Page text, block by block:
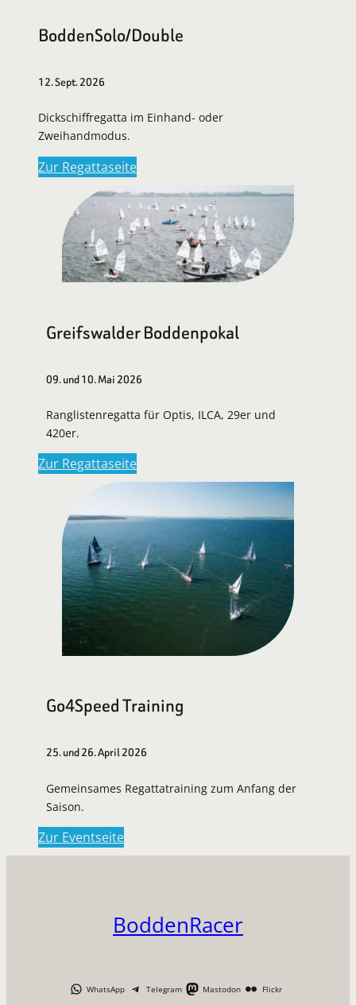
BoddenSolo/Double
12. Sept. 2026
Dickschiffregatta im Einhand- oder
Zweihandmodus.
Zur Regattaseite
Greifswalder Boddenpokal
09. und 10. Mai 2026
Ranglistenregatta für Optis, ILCA, 29er und
420er.
Zur Regattaseite
Go4Speed Training
25. und 26. April 2026
Gemeinsames Regattatraining zum Anfang der
Saison.
Zur Eventseite
BoddenRacer
WhatsApp Telegram Mastodon Flickr